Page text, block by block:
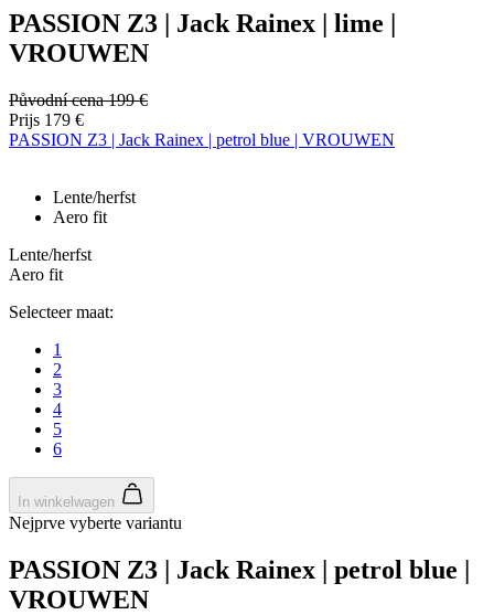
PASSION Z3 | Jack Rainex | lime |
VROUWEN
Původní cena199 €
Prijs 179 €
PASSION Z3 | Jack Rainex | petrol blue | VROUWEN
Lente/herfst
Aero fit
Lente/herfst
Aero fit
Selecteer maat:
1
2
3
4
5
6
In winkelwagen
Nejprve vyberte variantu
PASSION Z3 | Jack Rainex | petrol blue |
VROUWEN